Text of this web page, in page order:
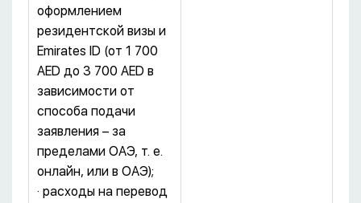
оформлением
резидентской визы и
Emirates ID (от 1 700
AED до 3 700 AED в
зависимости от
способа подачи
заявления – за
пределами ОАЭ, т. е.
онлайн, или в ОАЭ);
· расходы на перевод